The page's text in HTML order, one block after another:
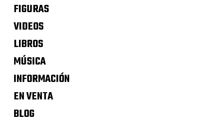
FIGURAS
VIDEOS
LIBROS
MÚSICA
INFORMACIÓN
EN VENTA
BLOG